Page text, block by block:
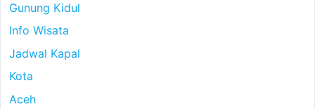
Gunung Kidul
Info Wisata
Jadwal Kapal
Kota
Aceh